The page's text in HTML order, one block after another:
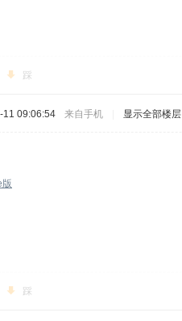
踩
11 09:06:54 来自手机 显示全部楼层
踩